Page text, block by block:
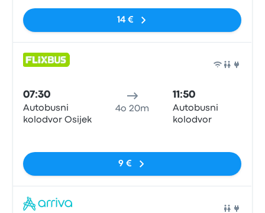
14 €
07:30
Autobusni
kolodvor Osijek
4o 20m
11:50
Autobusni
kolodvor
9 €